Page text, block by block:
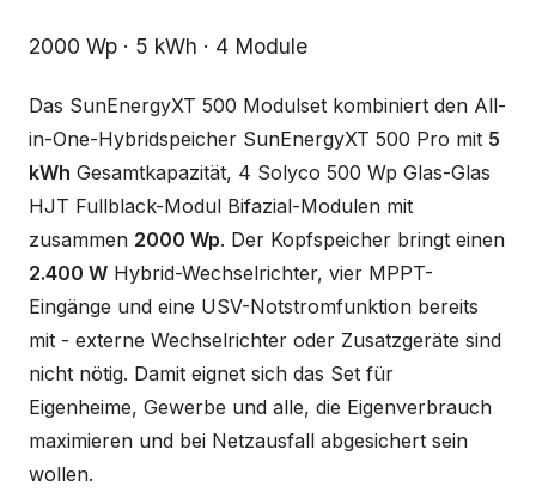
Beschreibung
2000 Wp · 5 kWh · 4 Module
Das SunEnergyXT 500 Modulset kombiniert den All-
in-One-Hybridspeicher SunEnergyXT 500 Pro mit 5
kWh Gesamtkapazität, 4 Solyco 500 Wp Glas-Glas
HJT Fullblack-Modul Bifazial-Modulen mit
zusammen 2000 Wp. Der Kopfspeicher bringt einen
2.400 W Hybrid-Wechselrichter, vier MPPT-
Eingänge und eine USV-Notstromfunktion bereits
mit - externe Wechselrichter oder Zusatzgeräte sind
nicht nötig. Damit eignet sich das Set für
Eigenheime, Gewerbe und alle, die Eigenverbrauch
maximieren und bei Netzausfall abgesichert sein
wollen.